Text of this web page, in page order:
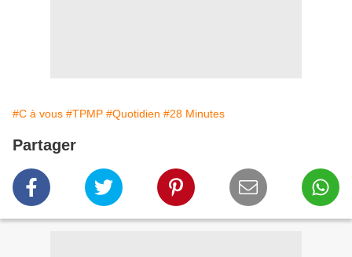
#C à vous #TPMP #Quotidien #28 Minutes
Partager